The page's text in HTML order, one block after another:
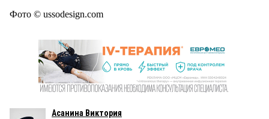
Фото © ussodesign.com
Асанина Виктория